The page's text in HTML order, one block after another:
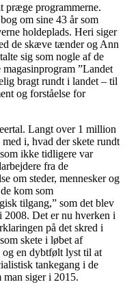
præge programmerne.
om sine 43 år som
holdeplads. Heri siger
de skæve tænder og Ann
sig som nogle af de
”Landet
bragt rundt i landet – til
og forståelse for
Langt over 1 million
i, hvad der skete rundt
ikke tidligere var
fra de
om steder, mennesker og
kom som
tilgang,” som det blev
2008. Det er nu hverken i
på det skred i
skete i løbet af
og en dybtfølt lyst til at
tankegang i de
man siger i 2015.